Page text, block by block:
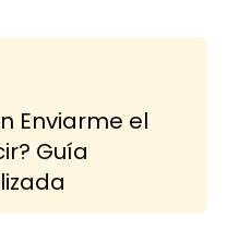
Enviarme el
Guía